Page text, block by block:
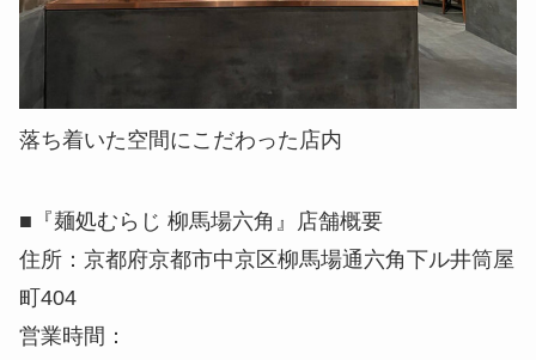
落ち着いた空間にこだわった店内
■『麺処むらじ 柳馬場六角』店舗概要
住所：京都府京都市中京区柳馬場通六角下ル井筒屋
町404
営業時間：